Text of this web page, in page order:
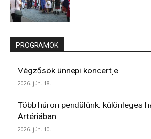
PROGRAMOK
Végzősök ünnepi koncertje
2026. jún. 18.
Több húron pendülünk: különleges
Artériában
2026. jún. 10.